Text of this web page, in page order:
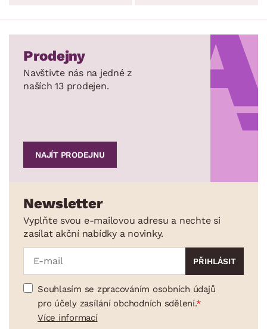
Prodejny
Navštivte nás na jedné z
naších 13 prodejen.
NAJÍT PRODEJNU
Newsletter
Vyplňte svou e-mailovou adresu a nechte si
zasílat akční nabídky a novinky.
Souhlasím se zpracováním osobních údajů
pro účely zasílání obchodních sdělení.
Více informací